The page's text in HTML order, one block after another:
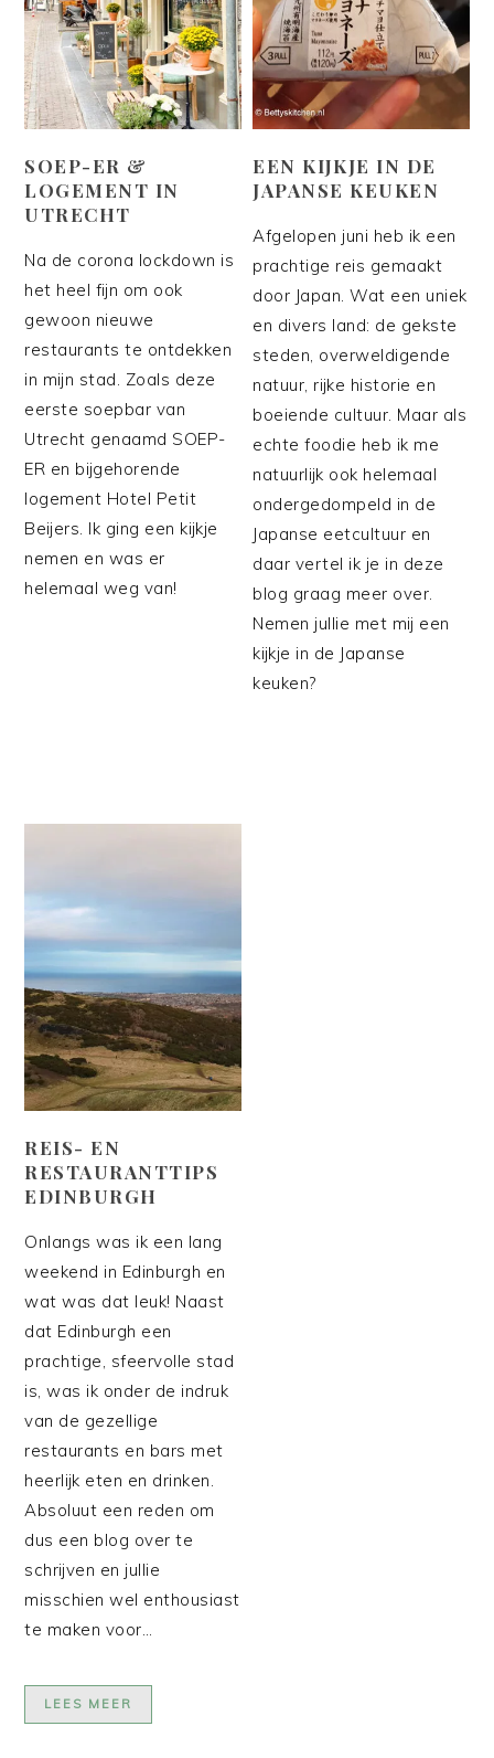
SOEP-ER &
LOGEMENT IN
UTRECHT
Na de corona lockdown is
het heel fijn om ook
gewoon nieuwe
restaurants te ontdekken
in mijn stad. Zoals deze
eerste soepbar van
Utrecht genaamd SOEP-
ER en bijgehorende
logement Hotel Petit
Beijers. Ik ging een kijkje
nemen en was er
helemaal weg van!
EEN KIJKJE IN DE
JAPANSE KEUKEN
Afgelopen juni heb ik een
prachtige reis gemaakt
door Japan. Wat een uniek
en divers land: de gekste
steden, overweldigende
natuur, rijke historie en
boeiende cultuur. Maar als
echte foodie heb ik me
natuurlijk ook helemaal
ondergedompeld in de
Japanse eetcultuur en
daar vertel ik je in deze
blog graag meer over.
Nemen jullie met mij een
kijkje in de Japanse
keuken?
REIS- EN
RESTAURANTTIPS
EDINBURGH
Onlangs was ik een lang
weekend in Edinburgh en
wat was dat leuk! Naast
dat Edinburgh een
prachtige, sfeervolle stad
is, was ik onder de indruk
van de gezellige
restaurants en bars met
heerlijk eten en drinken.
Absoluut een reden om
dus een blog over te
schrijven en jullie
misschien wel enthousiast
te maken voor…
LEES MEER